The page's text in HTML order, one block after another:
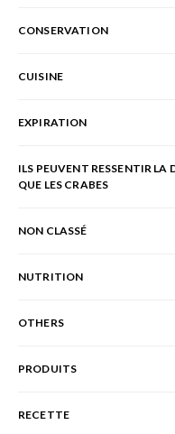
CONSERVATION
CUISINE
EXPIRATION
ILS PEUVENT RESSENTIR LA
QUE LES CRABES
NON CLASSÉ
NUTRITION
OTHERS
PRODUITS
RECETTE